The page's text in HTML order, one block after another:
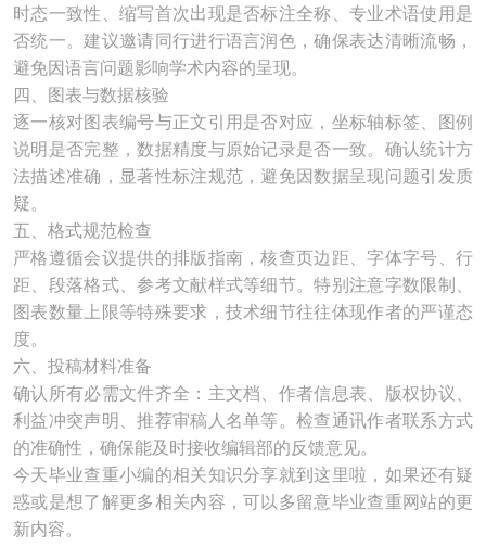
时态一致性、缩写首次出现是否标注全称、专业术语使用是
否统一。建议邀请同行进行语言润色，确保表达清晰流畅，
避免因语言问题影响学术内容的呈现。
四、图表与数据核验
逐一核对图表编号与正文引用是否对应，坐标轴标签、图例
说明是否完整，数据精度与原始记录是否一致。确认统计方
法描述准确，显著性标注规范，避免因数据呈现问题引发质
疑。
五、格式规范检查
严格遵循会议提供的排版指南，核查页边距、字体字号、行
距、段落格式、参考文献样式等细节。特别注意字数限制、
图表数量上限等特殊要求，技术细节往往体现作者的严谨态
度。
六、投稿材料准备
确认所有必需文件齐全：主文档、作者信息表、版权协议、
利益冲突声明、推荐审稿人名单等。检查通讯作者联系方式
的准确性，确保能及时接收编辑部的反馈意见。
今天毕业查重小编的相关知识分享就到这里啦，如果还有疑
惑或是想了解更多相关内容，可以多留意毕业查重网站的更
新内容。